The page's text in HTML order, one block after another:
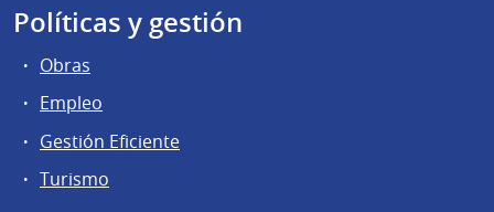
Políticas y gestión
Obras
Empleo
Gestión Eficiente
Turismo